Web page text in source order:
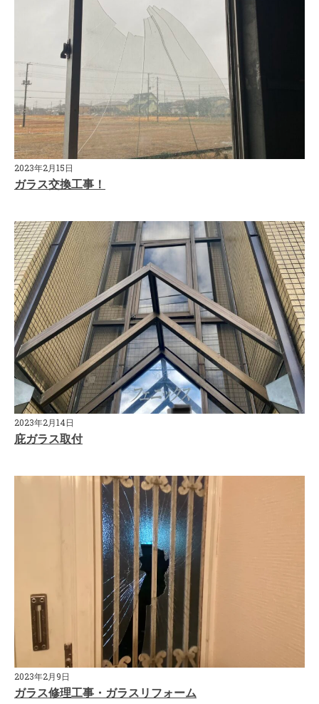
ガラス交換工事！
2023年2月15日
庇ガラス取付
2023年2月14日
ガラス修理工事・ガラスリフォーム
2023年2月9日